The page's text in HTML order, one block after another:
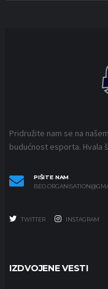
Pridružite nam se na
budućnost esporta. Hvala
PIŠITE NAM
TWITTER INSTAGRAM
IZDVOJENE VESTI